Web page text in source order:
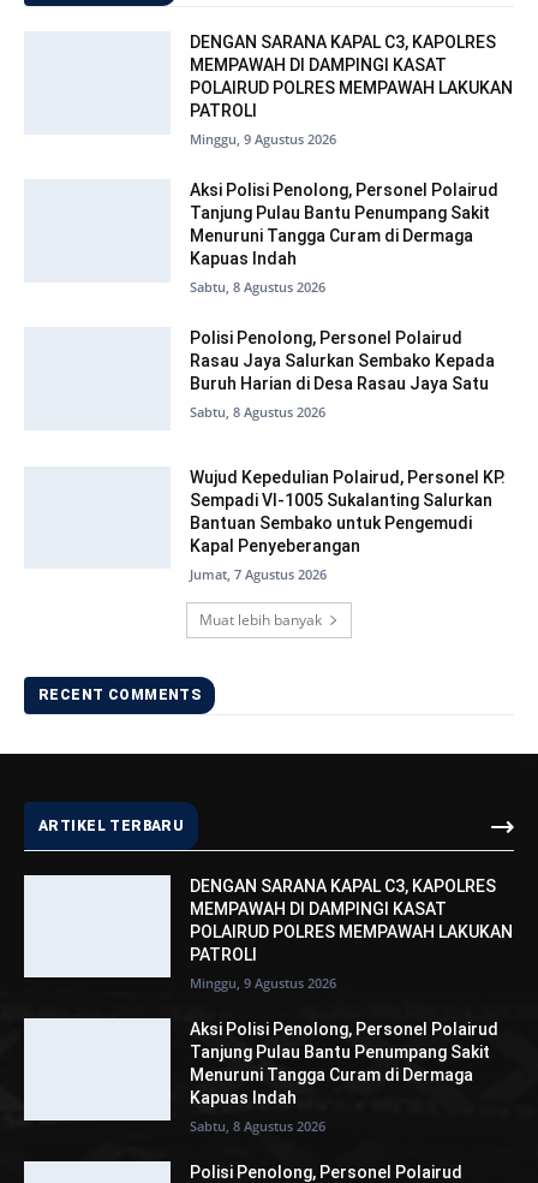
DENGAN SARANA KAPAL C3, KAPOLRES
MEMPAWAH DI DAMPINGI KASAT
POLAIRUD POLRES MEMPAWAH LAKUKAN
PATROLI
Minggu, 9 Agustus 2026
Aksi Polisi Penolong, Personel Polairud
Tanjung Pulau Bantu Penumpang Sakit
Menuruni Tangga Curam di Dermaga
Kapuas Indah
Sabtu, 8 Agustus 2026
Polisi Penolong, Personel Polairud
Rasau Jaya Salurkan Sembako Kepada
Buruh Harian di Desa Rasau Jaya Satu
Sabtu, 8 Agustus 2026
Wujud Kepedulian Polairud, Personel KP.
Sempadi VI-1005 Sukalanting Salurkan
Bantuan Sembako untuk Pengemudi
Kapal Penyeberangan
Jumat, 7 Agustus 2026
Muat lebih banyak
RECENT COMMENTS
ARTIKEL TERBARU
DENGAN SARANA KAPAL C3, KAPOLRES
MEMPAWAH DI DAMPINGI KASAT
POLAIRUD POLRES MEMPAWAH LAKUKAN
PATROLI
Minggu, 9 Agustus 2026
Aksi Polisi Penolong, Personel Polairud
Tanjung Pulau Bantu Penumpang Sakit
Menuruni Tangga Curam di Dermaga
Kapuas Indah
Sabtu, 8 Agustus 2026
Polisi Penolong, Personel Polairud